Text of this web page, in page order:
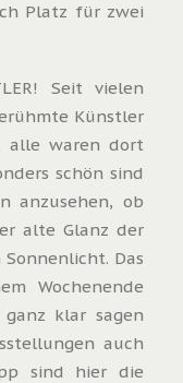
Platz für zwei
Seit vielen
Künstler
alle waren dort
schön sind
anzusehen, ob
alte Glanz der
Das
Wochenende
klar sagen
auch
sind hier die